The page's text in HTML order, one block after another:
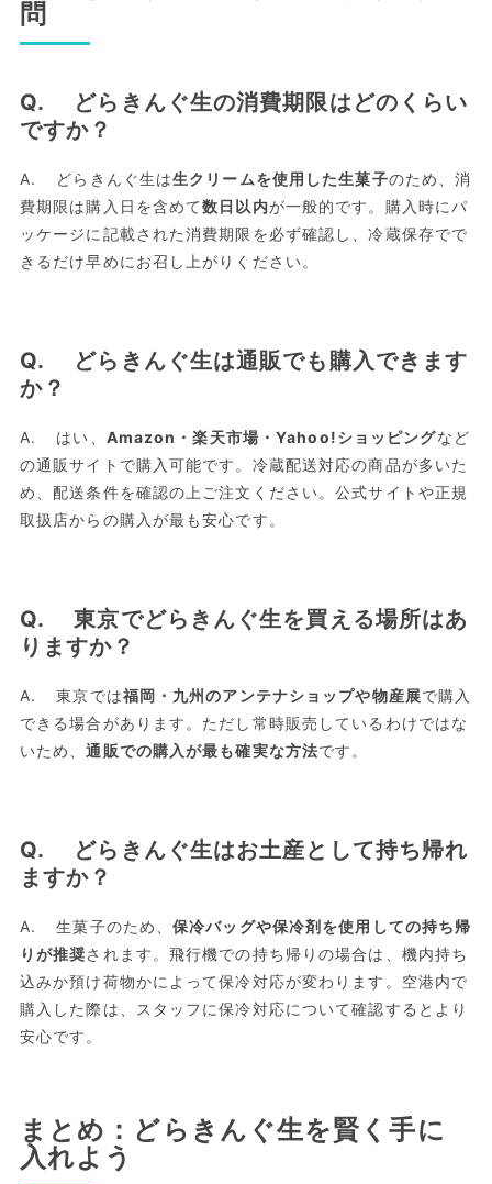
問
Q. どらきんぐ生の消費期限はどのくらい
ですか？
A. どらきんぐ生は生クリームを使用した生菓子のため、消
費期限は購入日を含めて数日以内が一般的です。購入時にパ
ッケージに記載された消費期限を必ず確認し、冷蔵保存でで
きるだけ早めにお召し上がりください。
Q. どらきんぐ生は通販でも購入できます
か？
A. はい、 Amazon・楽天市場・Yahoo!ショッピングなど
の通販サイトで購入可能です。冷蔵配送対応の商品が多いた
め、配送条件を確認の上ご注文ください。公式サイトや正規
取扱店からの購入が最も安心です。
Q. 東京でどらきんぐ生を買える場所はあ
りますか？
A. 東京では福岡・九州のアンテナショップや物産展で購入
できる場合があります。ただし常時販売しているわけではな
いため、通販での購入が最も確実な方法です。
Q. どらきんぐ生はお土産として持ち帰れ
ますか？
A. 生菓子のため、保冷バッグや保冷剤を使用しての持ち帰
りが推奨されます。飛行機での持ち帰りの場合は、機内持ち
込みか預け荷物かによって保冷対応が変わります。空港内で
購入した際は、スタッフに保冷対応について確認するとより
安心です。
まとめ：どらきんぐ生を賢く手に
入れよう